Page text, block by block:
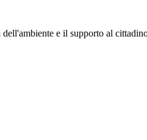
e il supporto al